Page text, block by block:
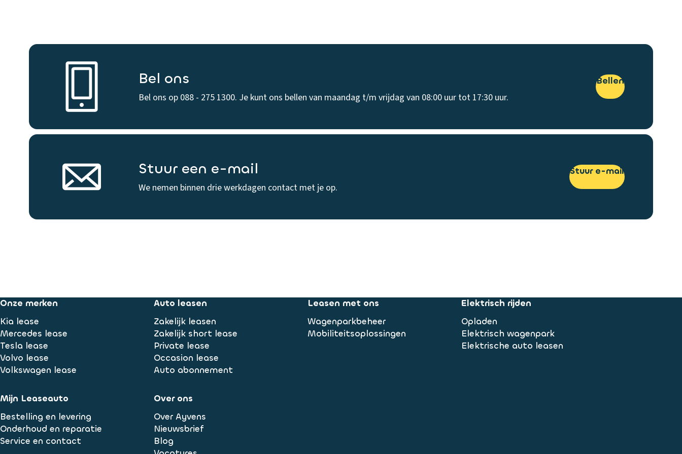
Bel ons
Bel ons op 088 - 275 1300. Je kunt ons bellen van maandag t/m vrijdag van 08:00 uur tot 17:30 uur.
Bellen
Stuur een e-mail
We nemen binnen drie werkdagen contact met je op.
Stuur e-mail
Onze merken
Kia lease
Mercedes lease
Tesla lease
Volvo lease
Volkswagen lease
Auto leasen
Zakelijk leasen
Zakelijk short lease
Private lease
Occasion lease
Auto abonnement
Leasen met ons
Wagenparkbeheer
Mobiliteitsoplossingen
Elektrisch rijden
Opladen
Elektrisch wagenpark
Elektrische auto leasen
Mijn Leaseauto
Bestelling en levering
Onderhoud en reparatie
Service en contact
Over ons
Over Ayvens
Nieuwsbrief
Blog